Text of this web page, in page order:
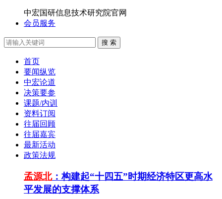
中宏国研信息技术研究院官网
会员服务
搜 索
首页
要闻纵览
中宏论道
决策要参
课题/内训
资料订阅
往届回顾
往届嘉宾
最新活动
政策法规
孟源北：构建起“十四五”时期经济特区更高水
平发展的支撑体系